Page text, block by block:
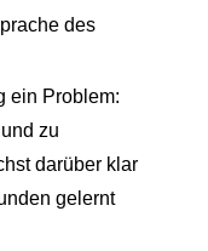
des
ein Problem:
zu
darüber klar
gelernt